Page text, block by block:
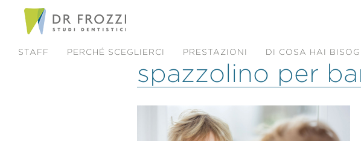
STAFF PERCHÉ SCEGLIERCI PRESTAZIONI DI COSA HAI
spazzolino per